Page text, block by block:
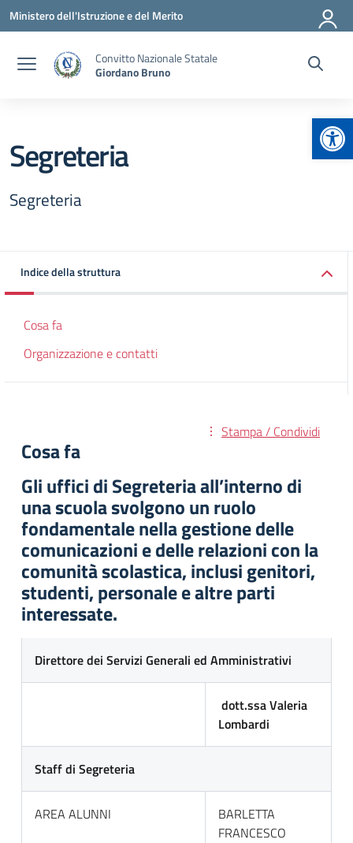
Vai ai contenuti
Vai al menu di navigazione
Vai al footer
Ministero dell'Istruzione e del Merito
Convitto Nazionale Statale
Giordano Bruno
Segreteria
Segreteria
Indice della struttura
Cosa fa
Organizzazione e contatti
Stampa / Condividi
Cosa fa
Gli uffici di Segreteria all’interno di
una scuola svolgono un ruolo
fondamentale nella gestione delle
comunicazioni e delle relazioni con la
comunità scolastica, inclusi genitori,
studenti, personale e altre parti
interessate.
Direttore dei Servizi Generali ed Amministrativi
dott.ssa Valeria
Lombardi
Staff di Segreteria
AREA ALUNNI
BARLETTA
FRANCESCO